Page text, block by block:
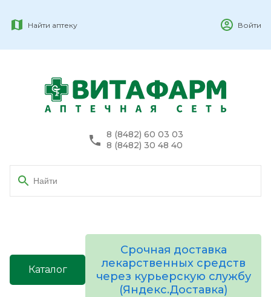
Найти аптеку Войти
8 (8482) 60 03 03
8 (8482) 30 48 40
Каталог
Срочная доставка
лекарственных средств
через курьерскую службу
(Яндекс.Доставка)